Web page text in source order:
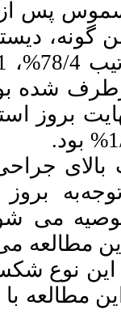
از جراحی 26/1% بود.
عمودی
مال اکلوژن پس از تروما
بروز
استپ زیر
در کاهش
این عارضه
به
قبل و
آماری